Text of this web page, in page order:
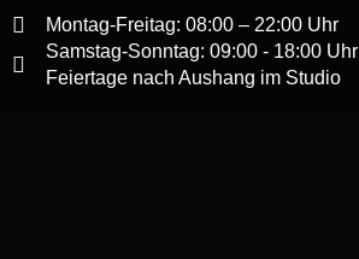
Montag-Freitag: 08:00 – 22:00 Uhr
Samstag-Sonntag: 09:00 - 18:00 Uhr
Feiertage nach Aushang im Studio